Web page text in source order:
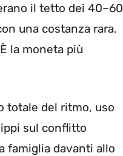
il tetto dei 40–60
una costanza rara.
la moneta più
totale del ritmo, uso
sul conflitto
famiglia davanti allo